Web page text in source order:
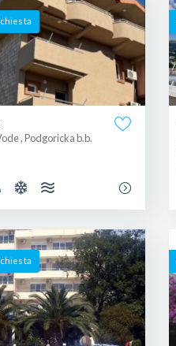
, Podgoricka b.b.